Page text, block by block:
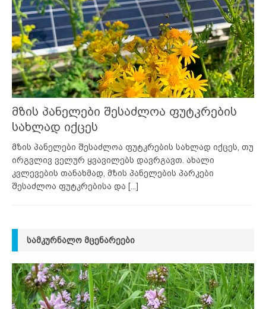
მზის პანელები შესაძლოა ფუტკრების
სახლად იქცეს
მზის პანელები შესაძლოა ფუტკრების სახლად იქცეს, თუ
ირგვლივ ველურ ყვავილებს დავრგავთ. ახალი
კვლევების თანახმად, მზის პანელების პარკები
შესაძლოა ფუტკრებისა და [...]
ᲡᲐᲛᲙᲣᲠᲜᲐᲚᲝ ᲛᲪᲔᲜᲐᲠᲔᲔᲑᲘ